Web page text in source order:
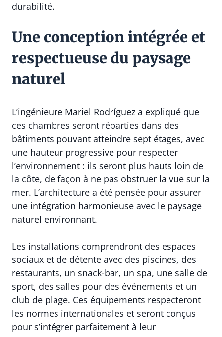
durabilité.
Une conception intégrée et
respectueuse du paysage
naturel
L’ingénieure Mariel Rodríguez a expliqué que
ces chambres seront réparties dans des
bâtiments pouvant atteindre sept étages, avec
une hauteur progres­sive pour respecter
l’environnement : ils seront plus hauts loin de
la côte, de façon à ne pas obstru­er la vue sur la
mer. L’architecture a été pensée pour assurer
une intégration harmonieuse avec le paysage
naturel environnant.
Les installations comprendront des espaces
sociaux et de détente avec des piscines, des
restaurants, un snack-bar, un spa, une salle de
sport, des salles pour des événements et un
club de plage. Ces équipements respecteront
les normes internationales et seront conçus
pour s’intégrer parfaitement à leur